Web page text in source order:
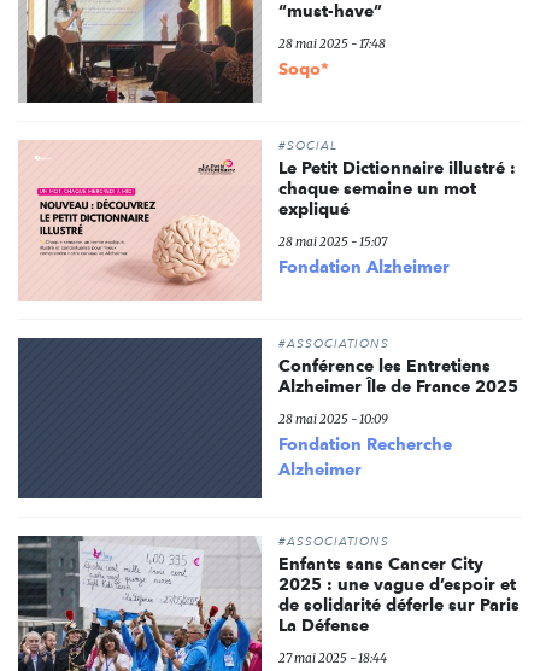
“must-have”
28 mai 2025 - 17:48
Soqo*
#SOCIAL
Le Petit Dictionnaire illustré :
chaque semaine un mot
expliqué
28 mai 2025 - 15:07
Fondation Alzheimer
#ASSOCIATIONS
Conférence les Entretiens
Alzheimer Île de France 2025
28 mai 2025 - 10:09
Fondation Recherche
Alzheimer
#ASSOCIATIONS
Enfants sans Cancer City
2025 : une vague d’espoir et
de solidarité déferle sur Paris
La Défense
27 mai 2025 - 18:44